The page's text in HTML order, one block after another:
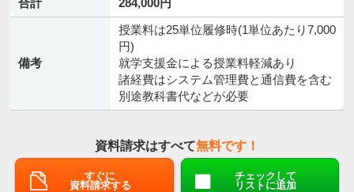
備考
授業料は25単位履修時(1単位あたり7,000
円)
就学支援金による授業料軽減あり
諸経費はシステム管理費と通信費を含む
別途教科書代などが必要
資料請求はすべて無料です！
すぐに
資料請求する
チェックして
リストに追加